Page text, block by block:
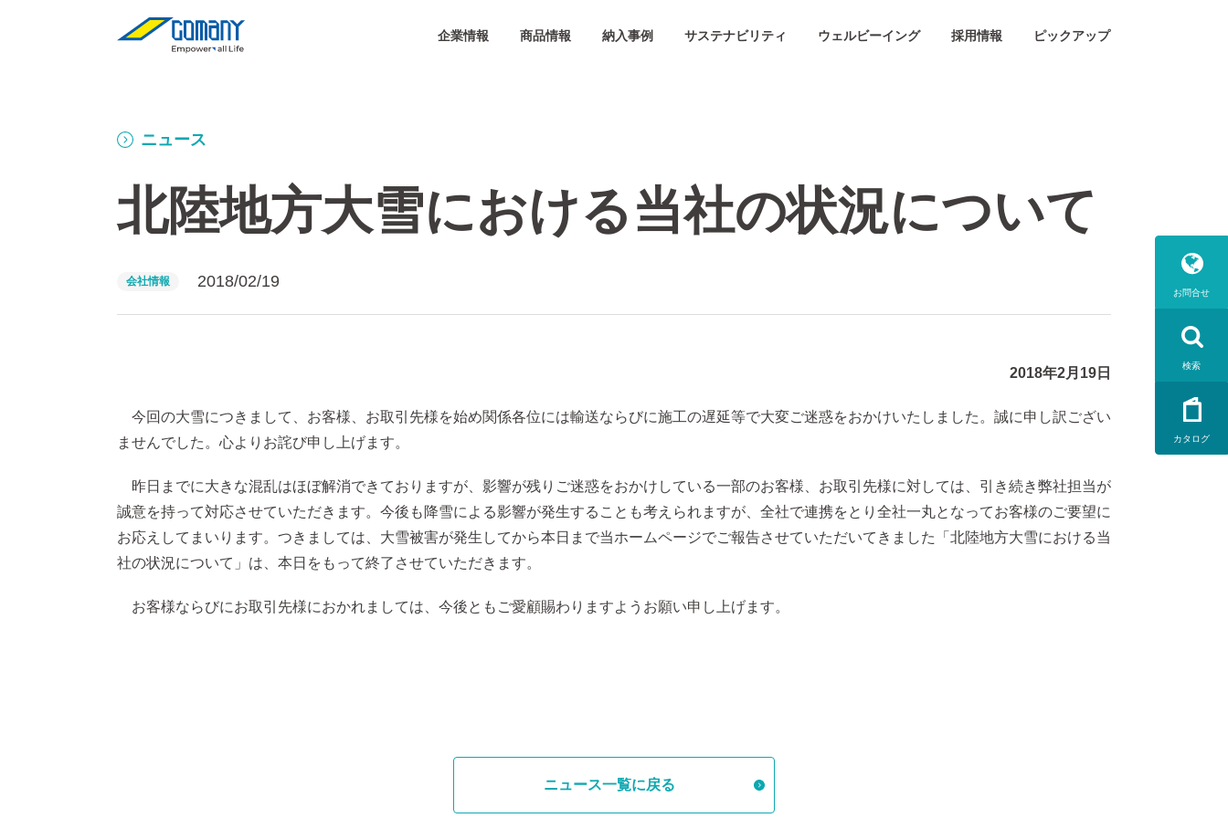
企業情報 商品情報 納入事例 サステナビリティ ウェルビーイング 採用情報 ピックアップ
お問合せ
検索
カタログ
ニュース
北陸地方大雪における当社の状況について
会社情報 2018/02/19
2018年2月19日
今回の大雪につきまして、お客様、お取引先様を始め関係各位には輸送ならびに施工の遅延等で大変ご迷惑をおかけいたしました。誠に申し訳ござい
ませんでした。心よりお詫び申し上げます。
昨日までに大きな混乱はほぼ解消できておりますが、影響が残りご迷惑をおかけしている一部のお客様、お取引先様に対しては、引き続き弊社担当が
誠意を持って対応させていただきます。今後も降雪による影響が発生することも考えられますが、全社で連携をとり全社一丸となってお客様のご要望に
お応えしてまいります。つきましては、大雪被害が発生してから本日まで当ホームページでご報告させていただいてきました「北陸地方大雪における当
社の状況について」は、本日をもって終了させていただきます。
お客様ならびにお取引先様におかれましては、今後ともご愛顧賜わりますようお願い申し上げます。
ニュース一覧に戻る